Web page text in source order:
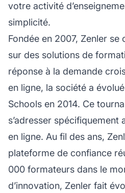
votre activité
simplicité.
Fondée en 2007, Zenler se
sur des solutions de
réponse à la demande
en ligne, la société a
Schools en 2014. Ce
s’adresser
en ligne. Au fil des ans,
plateforme de confiance
000 formateurs dans le
d’innovation, Zenler fait